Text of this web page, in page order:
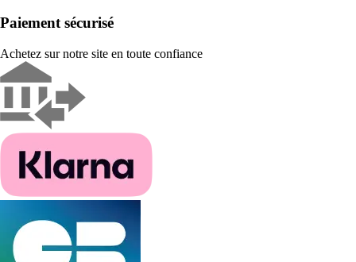
Paiement sécurisé
Achetez sur notre site en toute confiance